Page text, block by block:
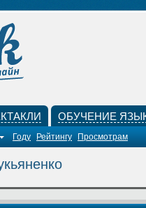
ОБУЧЕНИЕ
Году Рейтингу Просмотрам